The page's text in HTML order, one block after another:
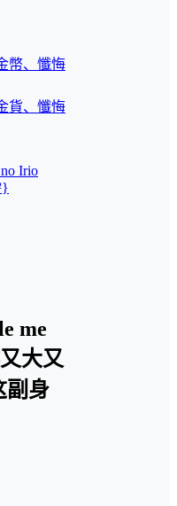
幣、懺悔
貨、懺悔
Irio
me
大又
副身